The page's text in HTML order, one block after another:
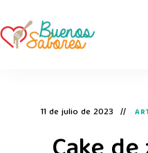
11 de julio de 2023